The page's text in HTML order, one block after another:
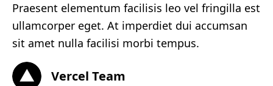
Praesent elementum facilisis leo vel fringilla est
ullamcorper eget. At imperdiet dui accumsan
sit amet nulla facilisi morbi tempus.
Vercel Team